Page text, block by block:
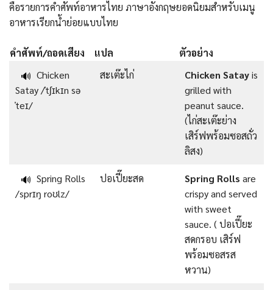
คือรายการคําศัพท์อาหารไทย ภาษาอังกฤษยอดนิยมสำหรับเมนู
อาหารเรียกน้ำย่อยแบบไทย
คำศัพท์/ถอดเสียง แปล
ตัวอย่าง
🔊 Chicken
Satay /ˈtʃɪkɪn sə
ˈteɪ/
สะเต๊ะไก่ Chicken Satayis
grilled with
peanut sauce.
(ไก่สะเต๊ะย่าง
เสิร์ฟพร้อมซอสถั่ว
ลิสง)
🔊 Spring Rolls
/sprɪŋ roʊlz/
ปอเปี๊ยะสด Spring Rolls are
crispy and served
with sweet
sauce. ( ปอเปี๊ยะ
สดกรอบ เสิร์ฟ
พร้อมซอสรส
หวาน)